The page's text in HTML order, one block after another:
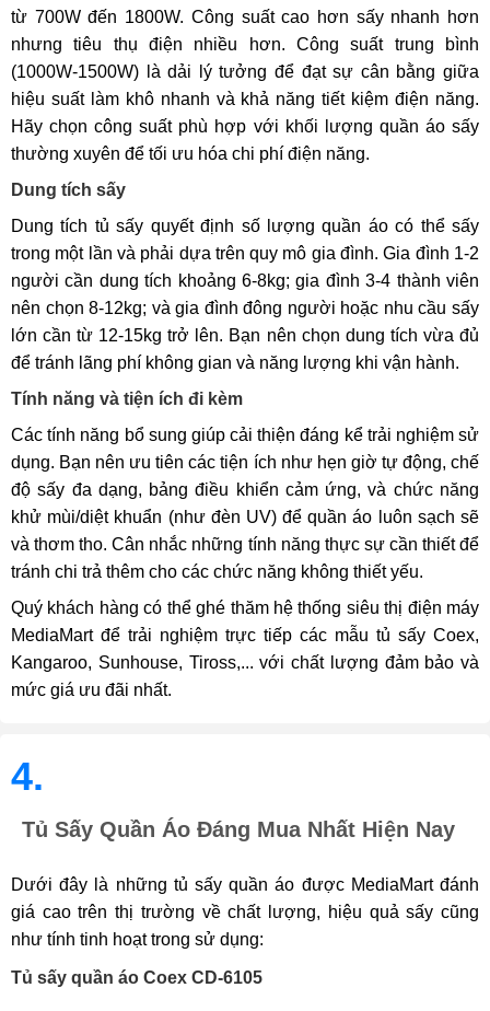
từ 700W đến 1800W. Công suất cao hơn sấy nhanh hơn
nhưng tiêu thụ điện nhiều hơn. Công suất trung bình
(1000W-1500W) là dải lý tưởng để đạt sự cân bằng giữa
hiệu suất làm khô nhanh và khả năng tiết kiệm điện năng.
Hãy chọn công suất phù hợp với khối lượng quần áo sấy
thường xuyên để tối ưu hóa chi phí điện năng.
Dung tích sấy
Dung tích tủ sấy quyết định số lượng quần áo có thể sấy
trong một lần và phải dựa trên quy mô gia đình. Gia đình 1-2
người cần dung tích khoảng 6-8kg; gia đình 3-4 thành viên
nên chọn 8-12kg; và gia đình đông người hoặc nhu cầu sấy
lớn cần từ 12-15kg trở lên. Bạn nên chọn dung tích vừa đủ
để tránh lãng phí không gian và năng lượng khi vận hành.
Tính năng và tiện ích đi kèm
Các tính năng bổ sung giúp cải thiện đáng kể trải nghiệm sử
dụng. Bạn nên ưu tiên các tiện ích như hẹn giờ tự động, chế
độ sấy đa dạng, bảng điều khiển cảm ứng, và chức năng
khử mùi/diệt khuẩn (như đèn UV) để quần áo luôn sạch sẽ
và thơm tho. Cân nhắc những tính năng thực sự cần thiết để
tránh chi trả thêm cho các chức năng không thiết yếu.
Quý khách hàng có thể ghé thăm hệ thống siêu thị điện máy
MediaMart để trải nghiệm trực tiếp các mẫu tủ sấy Coex,
Kangaroo, Sunhouse, Tiross,... với chất lượng đảm bảo và
mức giá ưu đãi nhất.
4.
Tủ Sấy Quần Áo Đáng Mua Nhất Hiện Nay
Dưới đây là những tủ sấy quần áo được MediaMart đánh
giá cao trên thị trường về chất lượng, hiệu quả sấy cũng
như tính tinh hoạt trong sử dụng:
Tủ sấy quần áo Coex CD-6105